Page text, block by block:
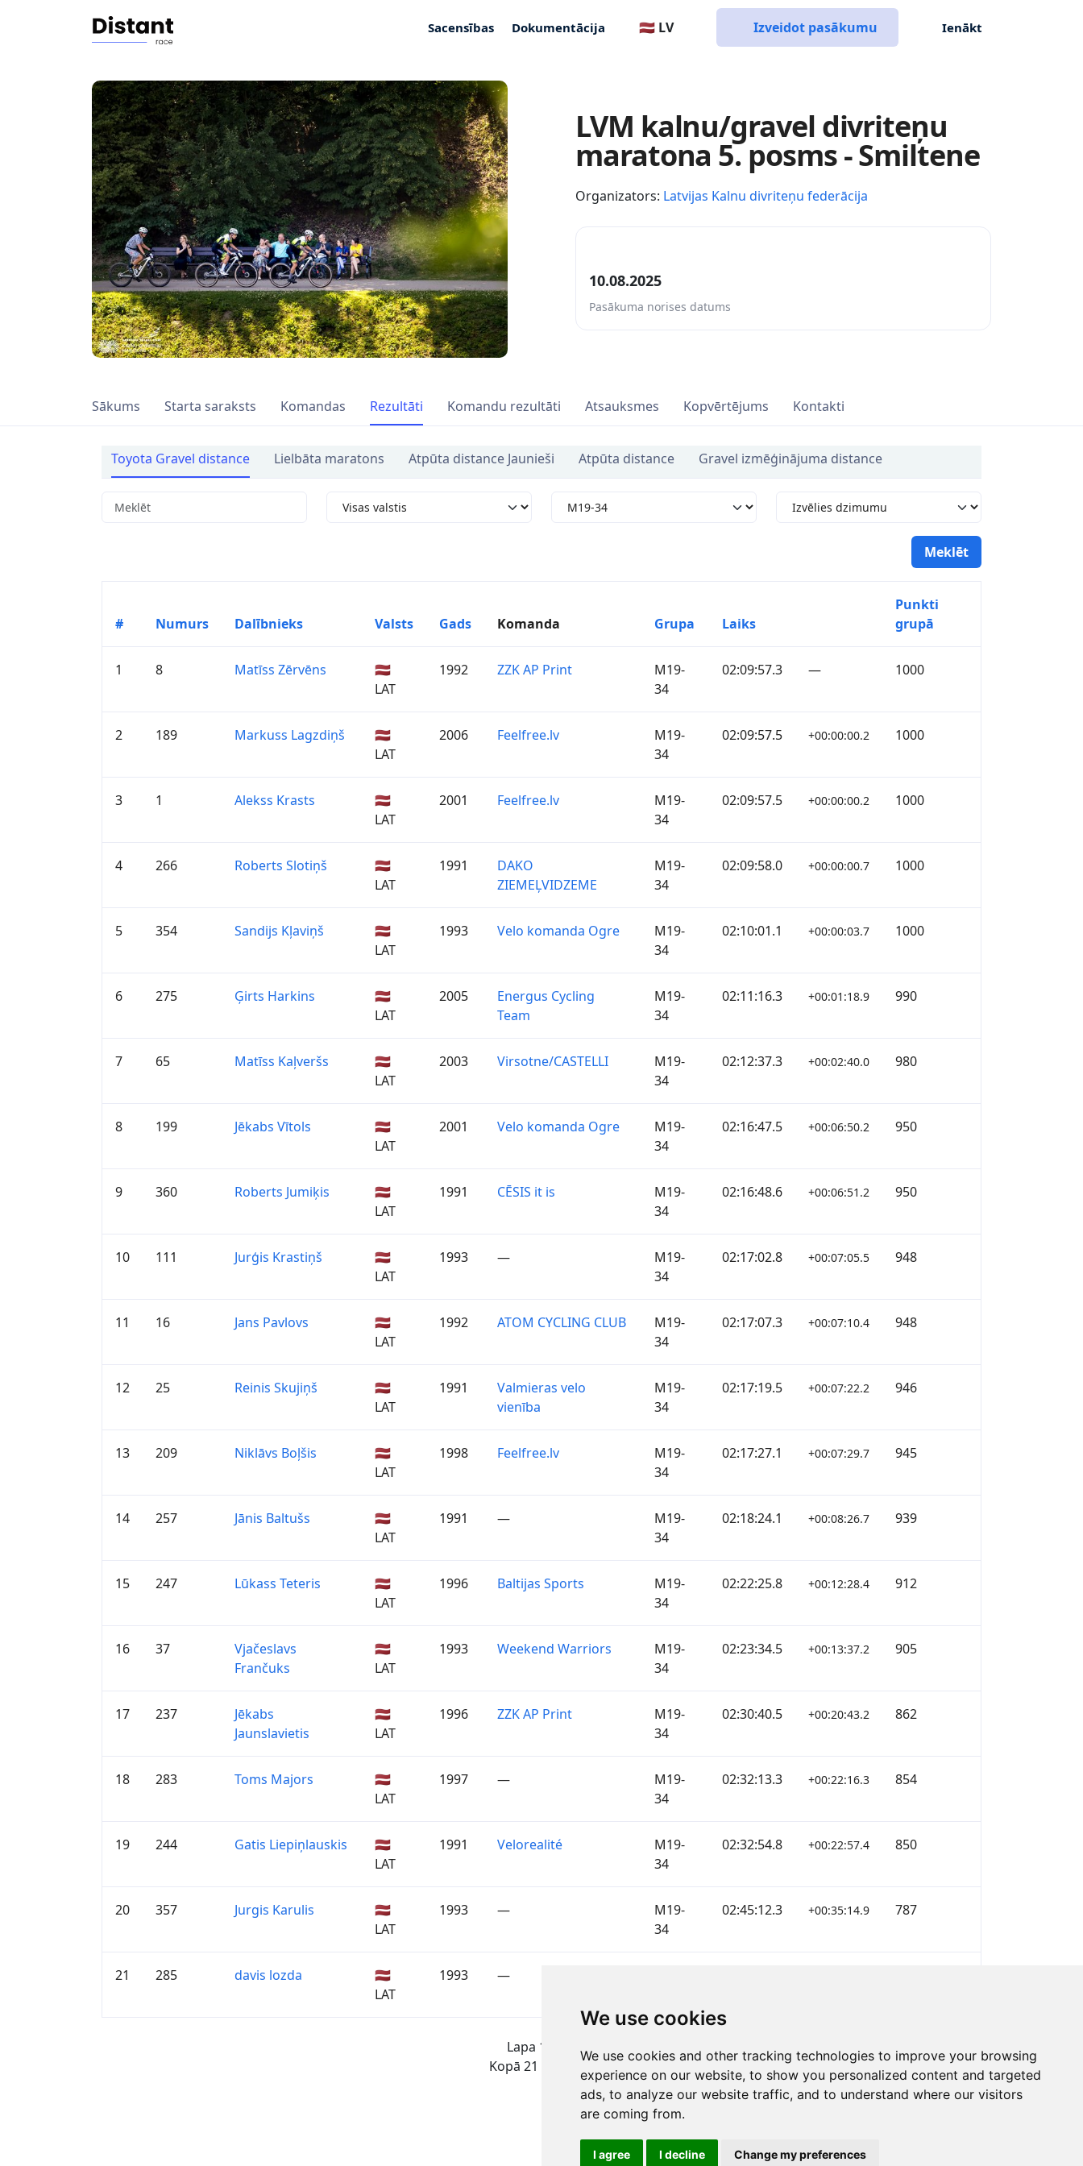
We use cookies
We use cookies and other tracking technologies to improve your browsing
experience on our website, to show you personalized content and targeted
ads, to analyze our website traffic, and to understand where our visitors
are coming from.
I agree I decline Change my preferences
Sacensības Dokumentācija 🇱🇻 LV Izveidot pasākumu Ienākt
LVM kalnu/gravel divriteņu
maratona 5. posms - Smiltene
Organizators: Latvijas Kalnu divriteņu federācija
10.08.2025
Pasākuma norises datums
Sākums Starta saraksts Komandas Rezultāti Komandu rezultāti Atsauksmes Kopvērtējums Kontakti
Toyota Gravel distance Lielbāta maratons Atpūta distance Jaunieši Atpūta distance Gravel izmēģinājuma distance
# Numurs Dalībnieks Valsts Gads Komanda Grupa Laiks
Punkti
grupā
1 8 Matīss Zērvēns
🇱🇻
LAT
1992 ZZK AP Print
M19-
34
02:09:57.3 — 1000
2 189 Markuss Lagzdiņš
🇱🇻
LAT
2006 Feelfree.lv
M19-
34
02:09:57.5 +00:00:00.2 1000
3 1 Alekss Krasts
🇱🇻
LAT
2001 Feelfree.lv
M19-
34
02:09:57.5 +00:00:00.2 1000
4 266 Roberts Slotiņš
🇱🇻
LAT
1991
DAKO
ZIEMEĻVIDZEME
M19-
34
02:09:58.0 +00:00:00.7 1000
5 354 Sandijs Kļaviņš
🇱🇻
LAT
1993 Velo komanda Ogre
M19-
34
02:10:01.1 +00:00:03.7 1000
6 275 Ģirts Harkins
🇱🇻
LAT
2005
Energus Cycling
Team
M19-
34
02:11:16.3 +00:01:18.9 990
7 65 Matīss Kaļveršs
🇱🇻
LAT
2003 Virsotne/CASTELLI
M19-
34
02:12:37.3 +00:02:40.0 980
8 199 Jēkabs Vītols
🇱🇻
LAT
2001 Velo komanda Ogre
M19-
34
02:16:47.5 +00:06:50.2 950
9 360 Roberts Jumiķis
🇱🇻
LAT
1991 CĒSIS it is
M19-
34
02:16:48.6 +00:06:51.2 950
10 111 Jurģis Krastiņš
🇱🇻
LAT
1993 —
M19-
34
02:17:02.8 +00:07:05.5 948
11 16 Jans Pavlovs
🇱🇻
LAT
1992 ATOM CYCLING CLUB
M19-
34
02:17:07.3 +00:07:10.4 948
12 25 Reinis Skujiņš
🇱🇻
LAT
1991
Valmieras velo
vienība
M19-
34
02:17:19.5 +00:07:22.2 946
13 209 Niklāvs Boļšis
🇱🇻
LAT
1998 Feelfree.lv
M19-
34
02:17:27.1 +00:07:29.7 945
14 257 Jānis Baltušs
🇱🇻
LAT
1991 —
M19-
34
02:18:24.1 +00:08:26.7 939
15 247 Lūkass Teteris
🇱🇻
LAT
1996 Baltijas Sports
M19-
34
02:22:25.8 +00:12:28.4 912
16 37
Vjačeslavs
Frančuks
🇱🇻
LAT
1993 Weekend Warriors
M19-
34
02:23:34.5 +00:13:37.2 905
17 237
Jēkabs
Jaunslavietis
🇱🇻
LAT
1996 ZZK AP Print
M19-
34
02:30:40.5 +00:20:43.2 862
18 283 Toms Majors
🇱🇻
LAT
1997 —
M19-
34
02:32:13.3 +00:22:16.3 854
19 244 Gatis Liepiņlauskis
🇱🇻
LAT
1991 Velorealité
M19-
34
02:32:54.8 +00:22:57.4 850
20 357 Jurgis Karulis
🇱🇻
LAT
1993 —
M19-
34
02:45:12.3 +00:35:14.9 787
21 285 davis lozda
🇱🇻
LAT
1993 —
Lapa 1 no 1
Kopā 21 Rezultāti